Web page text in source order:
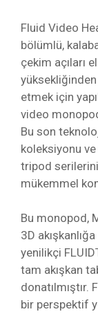
Fluid Video
bölümlü,
çekim açıları
etmek için
video
Bu son
koleksiyonu
tripod
mükemmel
Bu monopod,
3D
yenilikçi
tam akışkan
donatılmıştır.
bir perspektif